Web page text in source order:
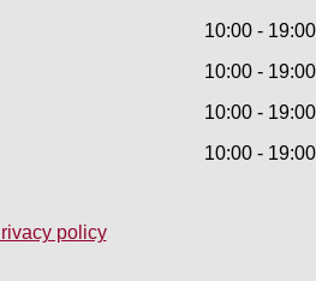
10:00 - 19:00
10:00 - 19:00
10:00 - 19:00
10:00 - 19:00
policy